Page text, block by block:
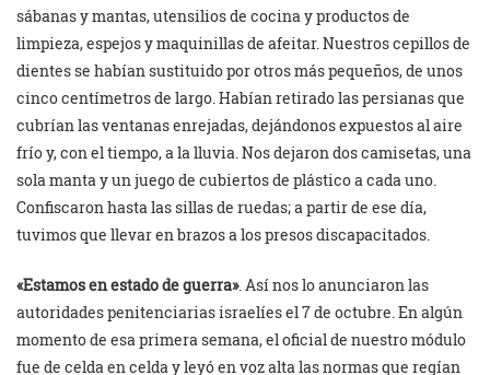
sábanas y mantas, utensilios de cocina y productos de
limpieza, espejos y maquinillas de afeitar. Nuestros cepillos de
dientes se habían sustituido por otros más pequeños, de unos
cinco centímetros de largo. Habían retirado las persianas que
cubrían las ventanas enrejadas, dejándonos expuestos al aire
frío y, con el tiempo, a la lluvia. Nos dejaron dos camisetas, una
sola manta y un juego de cubiertos de plástico a cada uno.
Confiscaron hasta las sillas de ruedas; a partir de ese día,
tuvimos que llevar en brazos a los presos discapacitados.
«Estamos en estado de guerra». Así nos lo anunciaron las
autoridades penitenciarias israelíes el 7 de octubre. En algún
momento de esa primera semana, el oficial de nuestro módulo
fue de celda en celda y leyó en voz alta las normas que regían